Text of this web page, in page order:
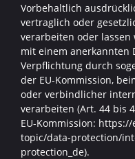
Vorbehaltlich
vertraglich oder
verarbeiten oder
mit einem anerkannten
Verpflichtung durch
der EU-Kommission,
oder verbindlicher
verarbeiten (Art. 44 bis
EU-Kommission:
topic/data-protection/
protection_de).